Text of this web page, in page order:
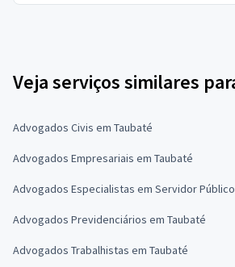
Veja serviços similares
Advogados Civis em Taubaté
Advogados Empresariais em Taubaté
Advogados Especialistas em Servidor
Advogados Previdenciários em Taubaté
Advogados Trabalhistas em Taubaté